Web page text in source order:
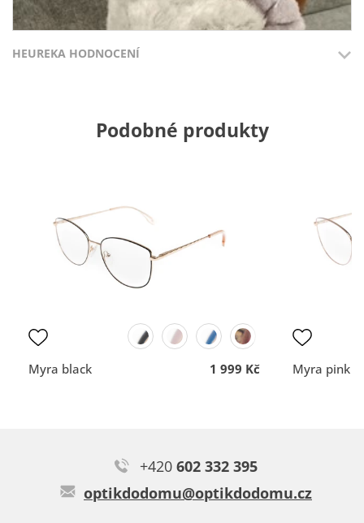
Krásné sluneční dioptrické brýle za bezkonkurenční cenu.
Risna grey
HEUREKA HODNOCENÍ
Přidáno 3.8.2026
DOPORUČUJE OBCHOD
Dodací lhůta
Kvalita
komunikace
DOPORUČUJE
Kvalita
komunikace
Podobné produkty
Myra black 1 999 Kč Myra pink
+420 602 332 395
optikdodomu@optikdodomu.cz